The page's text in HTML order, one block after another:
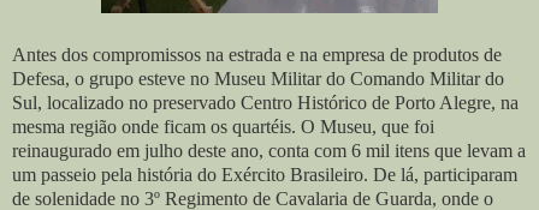
Antes dos compromissos na estrada e na empresa de produtos de
Defesa, o grupo esteve no Museu Militar do Comando Militar do
Sul, localizado no preservado Centro Histórico de Porto Alegre, na
mesma região onde ficam os quartéis. O Museu, que foi
reinaugurado em julho deste ano, conta com 6 mil itens que levam a
um passeio pela história do Exército Brasileiro. De lá, participaram
de solenidade no 3º Regimento de Cavalaria de Guarda, onde o